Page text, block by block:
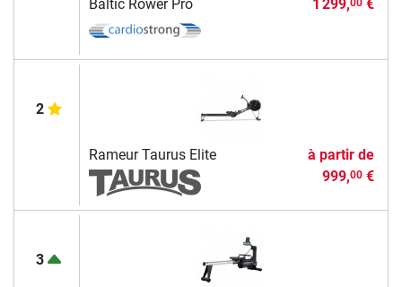
Baltic Rower Pro
1 299,
€
2
Rameur Taurus Elite
à partir de
999,00€
3